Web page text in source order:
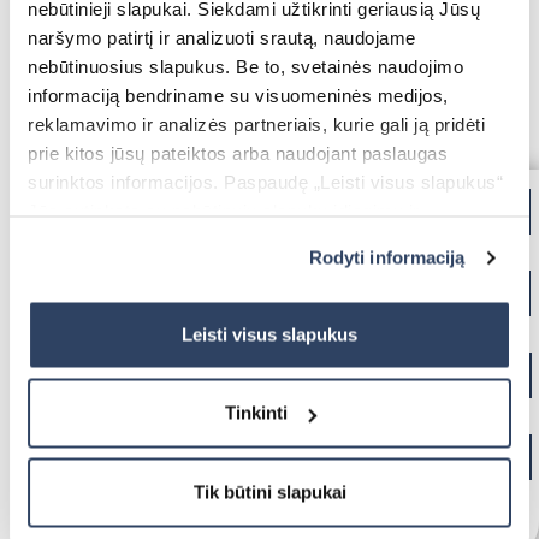
nebūtinieji slapukai. Siekdami užtikrinti geriausią Jūsų
naršymo patirtį ir analizuoti srautą, naudojame
nebūtinuosius slapukus. Be to, svetainės naudojimo
informaciją bendriname su visuomeninės medijos,
reklamavimo ir analizės partneriais, kurie gali ją pridėti
prie kitos jūsų pateiktos arba naudojant paslaugas
surinktos informacijos. Paspaudę „Leisti visus slapukus“
paspauskite mygtuką „Rodyti informaciją“ šioje juostoje.
Daugiau informacijos rasite UAB „Dextera“ Slapukų
Rodyti informaciją
Leisti visus slapukus
Tinkinti
Tik būtini slapukai
Roller Blinds Day-Night
Electric Venetian Blinds
Roller Nets
Terrace Awnings
Carport
Storage Shed